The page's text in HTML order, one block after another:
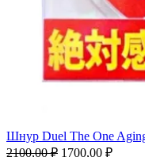
Шнур Duel The One
2100,00₽ 1700,00 ₽